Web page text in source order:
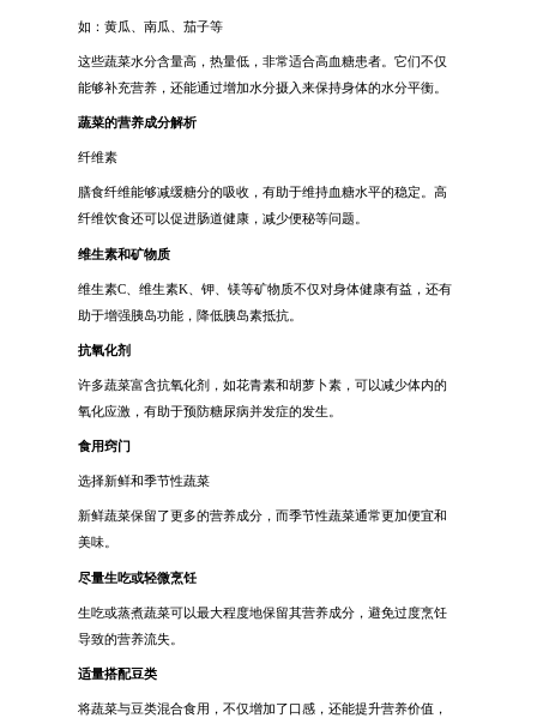
如：黄瓜、南瓜、茄子等
这些蔬菜水分含量高，热量低，非常适合高血糖患者。它们不仅
能够补充营养，还能通过增加水分摄入来保持身体的水分平衡。
蔬菜的营养成分解析
纤维素
膳食纤维能够减缓糖分的吸收，有助于维持血糖水平的稳定。高
纤维饮食还可以促进肠道健康，减少便秘等问题。
维生素和矿物质
维生素C、维生素K、钾、镁等矿物质不仅对身体健康有益，还有
助于增强胰岛功能，降低胰岛素抵抗。
抗氧化剂
许多蔬菜富含抗氧化剂，如花青素和胡萝卜素，可以减少体内的
氧化应激，有助于预防糖尿病并发症的发生。
食用窍门
选择新鲜和季节性蔬菜
新鲜蔬菜保留了更多的营养成分，而季节性蔬菜通常更加便宜和
美味。
尽量生吃或轻微烹饪
生吃或蒸煮蔬菜可以最大程度地保留其营养成分，避免过度烹饪
导致的营养流失。
适量搭配豆类
将蔬菜与豆类混合食用，不仅增加了口感，还能提升营养价值，